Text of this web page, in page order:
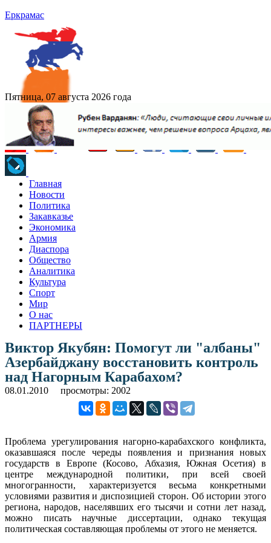
Еркрамас
Пятница, 07 августа 2026 года
Главная
Новости
Политика
Закавказье
Экономика
Армия
Диаспора
Общество
Аналитика
Культура
Спорт
Мир
О нас
ПАРТНЕРЫ
Виктор Якубян: Помогут ли "албаны"
Азербайджану восстановить контроль
над Нагорным Карабахом?
08.01.2010 просмотры: 2002
Проблема урегулирования нагорно-карабахского конфликта,
оказавшаяся после череды появления и признания новых
государств в Европе (Косово, Абхазия, Южная Осетия) в
центре международной политики, при всей своей
многогранности, характеризуется весьма конкретными
условиями развития и диспозицией сторон. Об истории этого
региона, народов, населявших его тысячи и сотни лет назад,
можно писать научные диссертации, однако текущая
политическая составляющая проблемы от этого не меняется.